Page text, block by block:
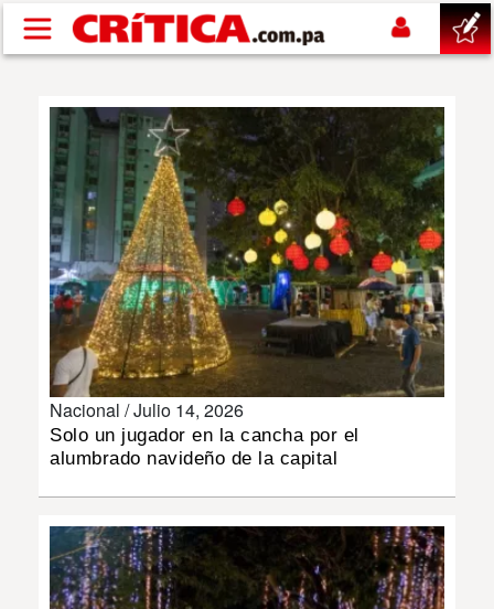
Pasar al contenido principal
SUCESOS
NACIONAL
POLÍTICA
DEPORTES
INSÓLITAS
MULTIMEDIA
Nacional /Julio 14, 2026
Solo un jugador en la cancha por el
alumbrado navideño de la capital